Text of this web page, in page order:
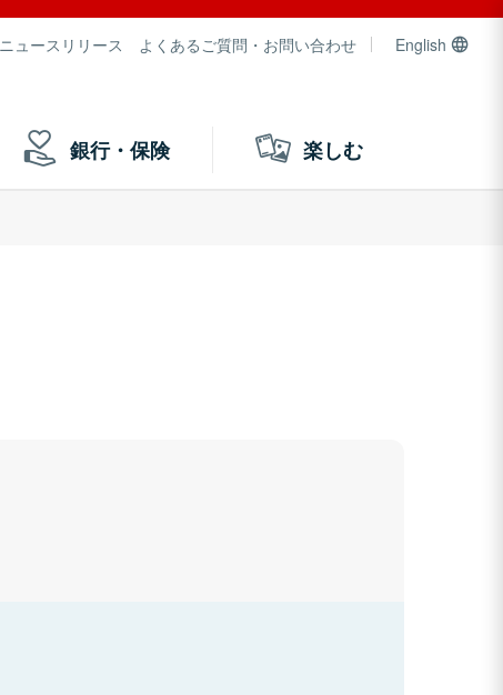
ニュースリリース よくあるご質問・お問い合わせ English
銀行・保険 楽しむ